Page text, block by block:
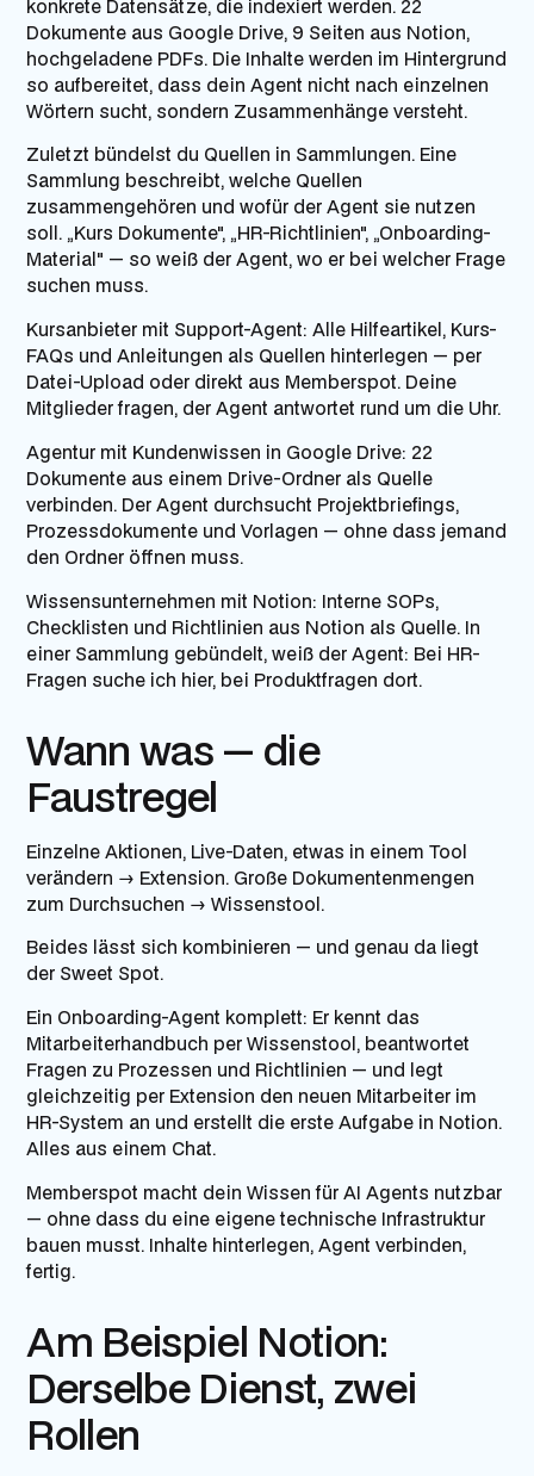
konkrete Datensätze, die indexiert werden. 22
Dokumente aus Google Drive, 9 Seiten aus Notion,
hochgeladene PDFs. Die Inhalte werden im Hintergrund
so aufbereitet, dass dein Agent nicht nach einzelnen
Wörtern sucht, sondern Zusammenhänge versteht.
Zuletzt bündelst du Quellen in Sammlungen. Eine
Sammlung beschreibt, welche Quellen
zusammengehören und wofür der Agent sie nutzen
soll. „Kurs Dokumente", „HR-Richtlinien", „Onboarding-
Material" — so weiß der Agent, wo er bei welcher Frage
suchen muss.
Kursanbieter mit Support-Agent: Alle Hilfeartikel, Kurs-
FAQs und Anleitungen als Quellen hinterlegen — per
Datei-Upload oder direkt aus Memberspot. Deine
Mitglieder fragen, der Agent antwortet rund um die Uhr.
Agentur mit Kundenwissen in Google Drive: 22
Dokumente aus einem Drive-Ordner als Quelle
verbinden. Der Agent durchsucht Projektbriefings,
Prozessdokumente und Vorlagen — ohne dass jemand
den Ordner öffnen muss.
Wissensunternehmen mit Notion: Interne SOPs,
Checklisten und Richtlinien aus Notion als Quelle. In
einer Sammlung gebündelt, weiß der Agent: Bei HR-
Fragen suche ich hier, bei Produktfragen dort.
Wann was — die
Faustregel
Einzelne Aktionen, Live-Daten, etwas in einem Tool
verändern → Extension. Große Dokumentenmengen
zum Durchsuchen → Wissenstool.
Beides lässt sich kombinieren — und genau da liegt
der Sweet Spot.
Ein Onboarding-Agent komplett: Er kennt das
Mitarbeiterhandbuch per Wissenstool, beantwortet
Fragen zu Prozessen und Richtlinien — und legt
gleichzeitig per Extension den neuen Mitarbeiter im
HR-System an und erstellt die erste Aufgabe in Notion.
Alles aus einem Chat.
Memberspot macht dein Wissen für AI Agents nutzbar
— ohne dass du eine eigene technische Infrastruktur
bauen musst. Inhalte hinterlegen, Agent verbinden,
fertig.
Am Beispiel Notion:
Derselbe Dienst, zwei
Rollen